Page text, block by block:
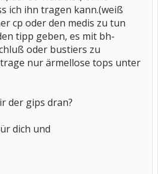
ich ihn tragen kann.(weiß
cp oder den medis zu tun
tipp geben, es mit bh-
oder bustiers zu
nur ärmellose tops unter
der gips dran?
dich und